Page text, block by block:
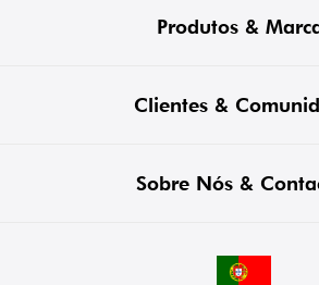
Produtos &
Clientes &
Sobre Nós &